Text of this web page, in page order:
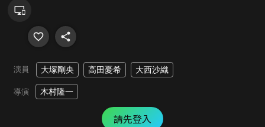
演員 大塚剛央 高田憂希 大西沙織
導演 木村隆一
請先登入